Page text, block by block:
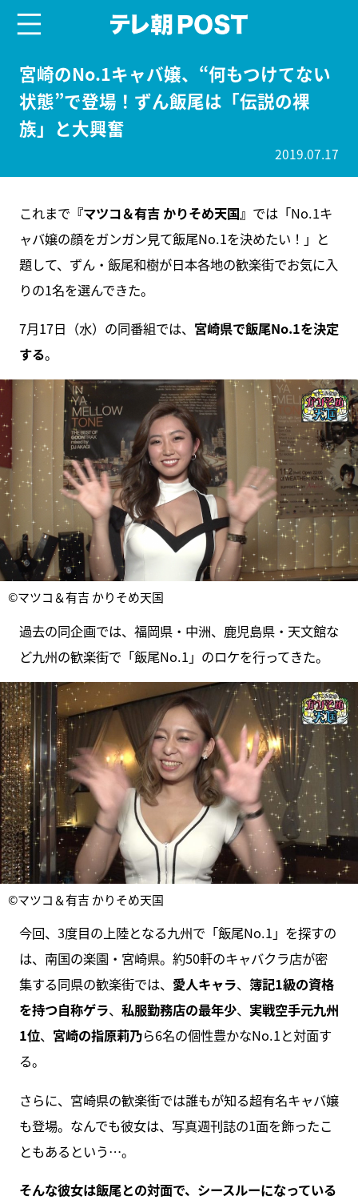
宮崎のNo.1キャバ嬢、“何もつけてない
状態”で登場！ずん飯尾は「伝説の裸
族」と大興奮
2019.07.17
これまで 『マツコ＆有吉 かりそめ天国』 では「No.1キ
ャバ嬢の顔をガンガン見て飯尾No.1を決めたい！」と
題して、ずん・飯尾和樹が日本各地の歓楽街でお気に入
りの1名を選んできた。
7月17日（水）の同番組では、 宮崎県で飯尾No.1を決定
する。
©マツコ＆有吉 かりそめ天国
過去の同企画では、福岡県・中洲、鹿児島県・天文館な
ど九州の歓楽街で「飯尾No.1」のロケを行ってきた。
©マツコ＆有吉 かりそめ天国
今回、3度目の上陸となる九州で「飯尾No.1」を探すの
は、南国の楽園・宮崎県。約50軒のキャバクラ店が密
集する同県の歓楽街では、 愛人キャラ、 簿記1級の資格
を持つ自称ゲラ、 私服勤務店の最年少、 実戦空手元九州
1位、 宮崎の指原莉乃ら6名の個性豊かなNo.1と対面す
る。
さらに、宮崎県の歓楽街では誰もが知る超有名キャバ嬢
も登場。なんでも彼女は、写真週刊誌の1面を飾ったこ
ともあるという…。
そんな彼女は飯尾との対面で、シースルーになっている